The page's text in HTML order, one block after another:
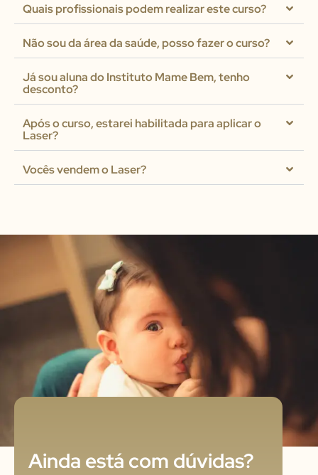
Quais profissionais podem realizar este curso?
Não sou da área da saúde, posso fazer o curso?
Já sou aluna do Instituto Mame Bem, tenho
desconto?
Após o curso, estarei habilitada para aplicar o
Laser?
Vocês vendem o Laser?
Ainda está com dúvidas?